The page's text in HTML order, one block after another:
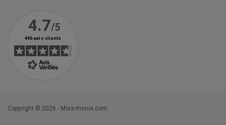
Copyright © 2026 - Miss-monoi.com